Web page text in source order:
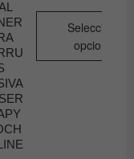
Seleccionar
opciones